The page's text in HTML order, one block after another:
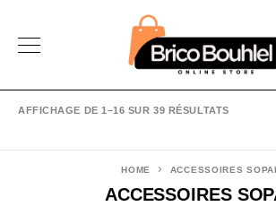
AFFICHAGE DE 1–16 SUR 39 RÉSULTATS
ACCESSOIRES
HOME ACCESSOIRES SOPAL